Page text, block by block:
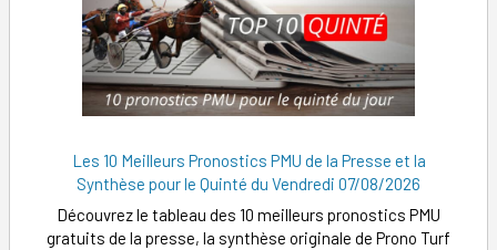
Les 10 Meilleurs Pronostics PMU de la Presse et la
Synthèse pour le Quinté du Vendredi 07/08/2026
Découvrez le tableau des 10 meilleurs pronostics PMU
gratuits de la presse, la synthèse originale de Prono Turf